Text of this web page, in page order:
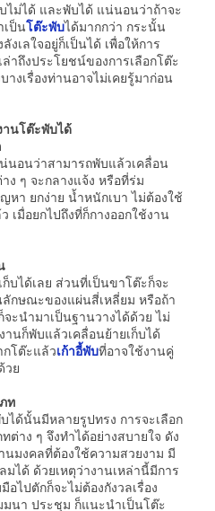
ม่ได้ และพับได้ แน่นอนว่าถ้าจะ
เป็นโต๊ะพับได้มากกว่า กระนั้น
เลใจอยู่ก็เป็นได้ เพื่อให้การ
าถึงประโยชน์ของการเลือกโต๊ะ
างเรื่องท่านอาจไม่เคยรู้มาก่อน
านโต๊ะพับได้
นอนว่าสามารถพับแล้วเคลื่อน
ง ๆ จะกลางแจ้ง หรือที่ร่ม
หา ยกง่าย น้ำหนักเบา ไม่ต้องใช้
เมื่อยกไปถึงที่ก็กางออกใช้งาน
บได้เลย ส่วนที่เป็นขาโต๊ะก็จะ
กษณะของแผ่นสี่เหลี่ยม หรือถ้า
ะนำมาเป็นฐานวางได้ด้วย ไม่
านก็พับแล้วเคลื่อนย้ายเก็บได้
กโต๊ะแล้วเก้าอี้พับที่อาจใช้งานคู่
วย
ท
ได้นั้นมีหลายรูปทรง การจะเลือก
ต่าง ๆ จึงทำได้อย่างสบายใจ ดัง
นมงคลที่ต้องใช้ความสวยงาม มี
มได้ ด้วยเหตุว่างานเหล่านี้มีการ
อไปตักก็จะไม่ต้องกังวลเรื่อง
มนา ประชุม ก็แนะนำเป็นโต๊ะ